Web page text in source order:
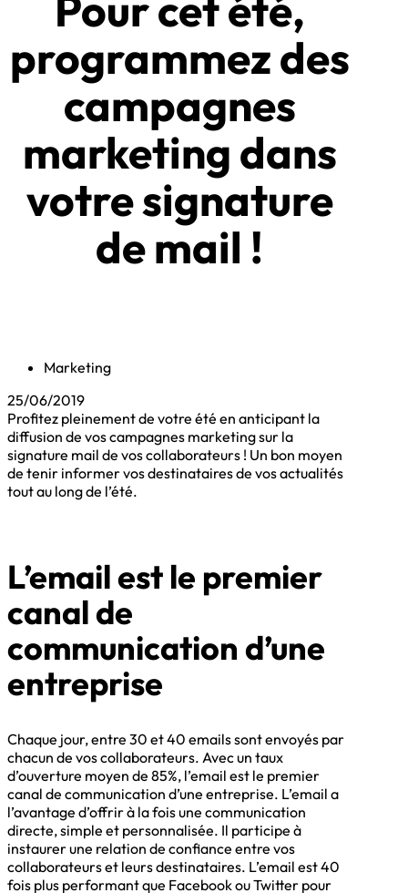
programmez des
campagnes
marketing dans
votre signature
de mail !
Marketing
25/06/2019
Profitez pleinement de votre été en anticipant la
diffusion de vos campagnes marketing sur la
signature mail de vos collaborateurs ! Un bon moyen
de tenir informer vos destinataires de vos actualités
tout au long de l’été.
L’email est le premier
canal de
communication d’une
entreprise
Chaque jour, entre 30 et 40 emails sont envoyés par
chacun de vos collaborateurs. Avec un taux
d’ouverture moyen de 85%, l’email est le premier
canal de communication d’une entreprise. L’email a
l’avantage d’offrir à la fois une communication
directe, simple et personnalisée. Il participe à
instaurer une relation de confiance entre vos
collaborateurs et leurs destinataires. L’email est 40
fois plus performant que Facebook ou Twitter pour